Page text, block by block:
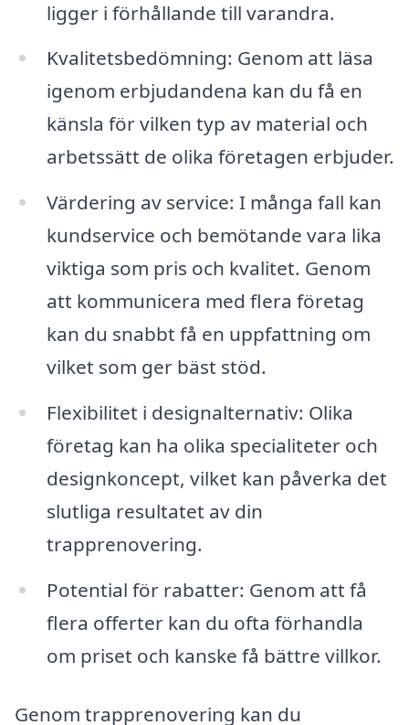
ligger i förhållande till varandra.
Kvalitetsbedömning: Genom att läsa
igenom erbjudandena kan du få en
känsla för vilken typ av material och
arbetssätt de olika företagen erbjuder.
Värdering av service: I många fall kan
kundservice och bemötande vara lika
viktiga som pris och kvalitet. Genom
att kommunicera med flera företag
kan du snabbt få en uppfattning om
vilket som ger bäst stöd.
Flexibilitet i designalternativ: Olika
företag kan ha olika specialiteter och
designkoncept, vilket kan påverka det
slutliga resultatet av din
trapprenovering.
Potential för rabatter: Genom att få
flera offerter kan du ofta förhandla
om priset och kanske få bättre villkor.
Genom trapprenovering kan du